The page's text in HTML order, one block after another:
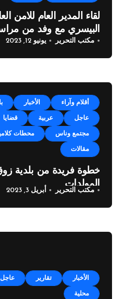
لقاء المدير العام للامن
البيسري مع وفد من
مكتب التحرير يونيو 12, 2023
أقلام وآراء الأخبار
عاجل عربية قضايا
مجتمع وناس محطات
مقالات
خطوة فريدة من بلدية
المولدات
مكتب التحرير أبريل 3, 2023
الأخبار تقارير عاجل
محلية